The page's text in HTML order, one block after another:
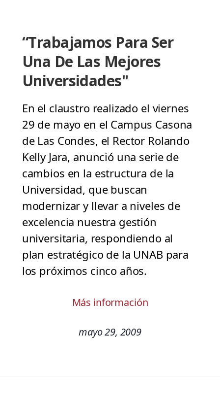
“Trabajamos Para Ser
Una De Las Mejores
Universidades"
En el claustro realizado el viernes
29 de mayo en el Campus Casona
de Las Condes, el Rector Rolando
Kelly Jara, anunció una serie de
cambios en la estructura de la
Universidad, que buscan
modernizar y llevar a niveles de
excelencia nuestra gestión
universitaria, respondiendo al
plan estratégico de la UNAB para
los próximos cinco años.
Más información
mayo 29, 2009